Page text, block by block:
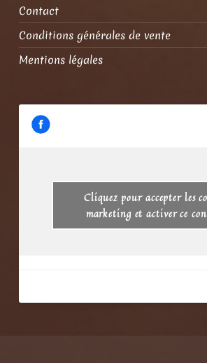
Contact
Conditions générales de vente
Mentions légales
Cliquez pour accepter les
marketing et activer ce